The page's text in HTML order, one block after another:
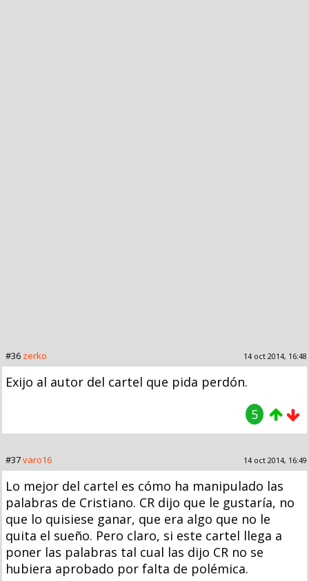
#36 zerko 14 oct 2014, 16:48
Exijo al autor del cartel que pida perdón.
5
#37varo16 14 oct 2014, 16:49
Lo mejor del cartel es cómo ha manipulado las
palabras de Cristiano. CR dijo que le gustaría, no
que lo quisiese ganar, que era algo que no le
quita el sueño. Pero claro, si este cartel llega a
poner las palabras tal cual las dijo CR no se
hubiera aprobado por falta de polémica.